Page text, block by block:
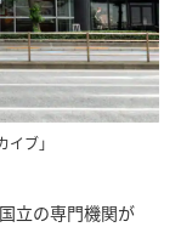
ブ」
立の専門機関が